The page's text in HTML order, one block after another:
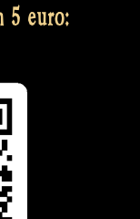
5 euro: